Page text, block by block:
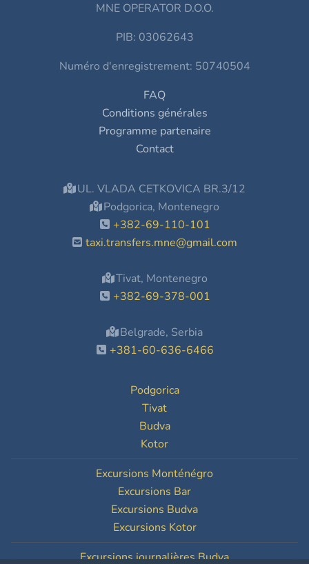
MNE OPERATOR D.O.O.
PIB: 03062643
Numéro d'enregistrement: 50740504
FAQ
Conditions générales
Programme partenaire
Contact
UL. VLADA CETKOVICA BR.3/12
Podgorica, Montenegro
+382-69-110-101
taxi.transfers.mne@gmail.com
Tivat, Montenegro
+382-69-378-001
Belgrade, Serbia
+381-60-636-6466
Podgorica
Tivat
Budva
Kotor
Excursions Monténégro
Excursions Bar
Excursions Budva
Excursions Kotor
Excursions journalières Budva